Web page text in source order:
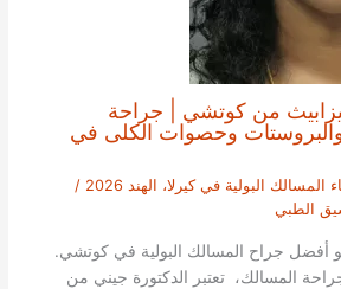
من كوتشي | جراحة
والبروستات وحصوات الكلى في
البولية في كيرلا، الهند 2026
/
الطبي
أفضل جراح المسالك البولية في كوتشي.
المسالك، تعتبر الدكتورة جيني من